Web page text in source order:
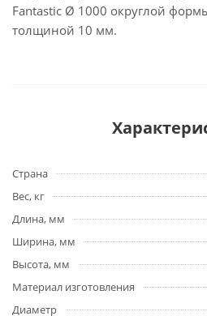
Fantastic Ø 1000 округлой
толщиной 10 мм.
Страна
Вес, кг
Длина, мм
Ширина, мм
Высота, мм
Материал изготовления
Диаметр